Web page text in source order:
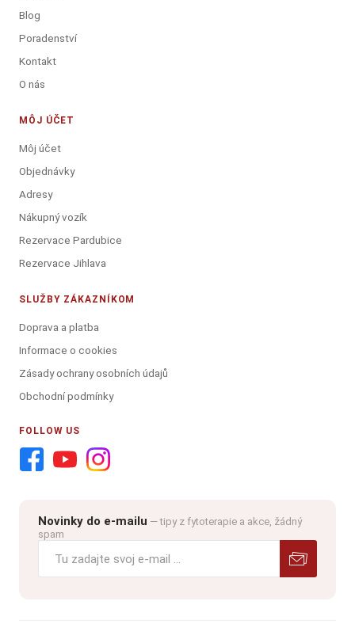
Blog
Poradenství
Kontakt
O nás
MÔJ ÚČET
Môj účet
Objednávky
Adresy
Nákupný vozík
Rezervace Pardubice
Rezervace Jihlava
SLUŽBY ZÁKAZNÍKOM
Doprava a platba
Informace o cookies
Zásady ochrany osobních údajů
Obchodní podmínky
FOLLOW US
Novinky do e-mailu — tipy z fytoterapie a akce, žádný
spam